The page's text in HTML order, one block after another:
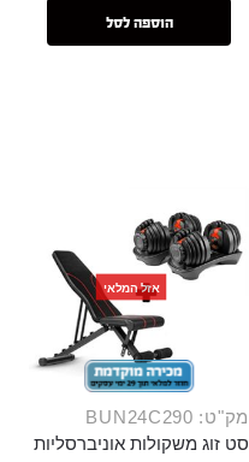
הוספה לסל
אזל המלאי
מק"ט: BUN24C290
סט זוג משקולות אוניברסליות